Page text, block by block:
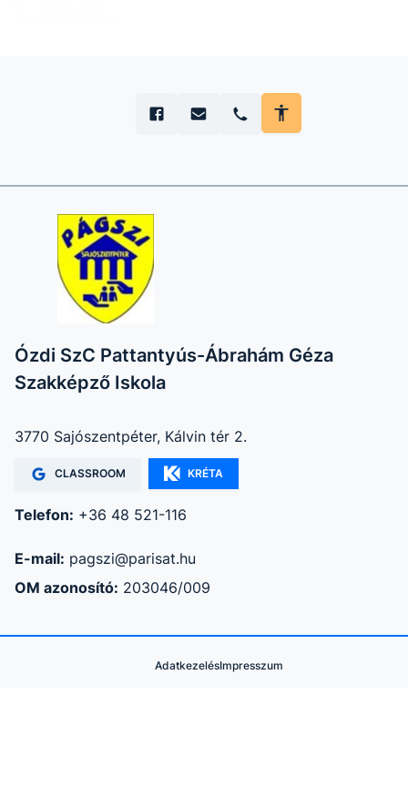
Ózdi SzC Pattantyús-Ábrahám Géza
Szakképző Iskola
3770 Sajószentpéter, Kálvin tér 2.
CLASSROOM KRÉTA
Telefon: +36 48 521-116
E-mail: pagszi@parisat.hu
OM azonosító: 203046/009
AdatkezelésImpresszum